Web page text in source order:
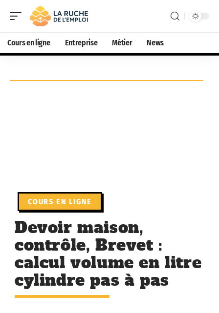
Cours en ligne Entreprise Métier News
COURS EN LIGNE
Devoir maison,
contrôle, Brevet :
calcul volume en litre
cylindre pas à pas